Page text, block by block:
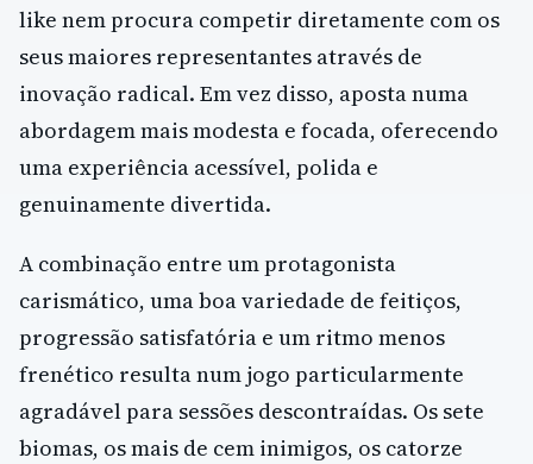
like nem procura competir diretamente com os
seus maiores representantes através de
inovação radical. Em vez disso, aposta numa
abordagem mais modesta e focada, oferecendo
uma experiência acessível, polida e
genuinamente divertida.
A combinação entre um protagonista
carismático, uma boa variedade de feitiços,
progressão satisfatória e um ritmo menos
frenético resulta num jogo particularmente
agradável para sessões descontraídas. Os sete
biomas, os mais de cem inimigos, os catorze